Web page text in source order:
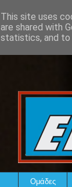
Ομάδες
This site uses
are shared with
statistics, and to